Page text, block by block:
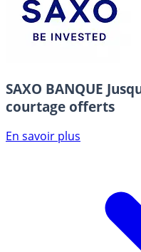
SAXO BANQUE
courtage offerts
En savoir plus